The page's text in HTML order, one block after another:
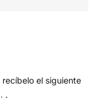
el siguiente